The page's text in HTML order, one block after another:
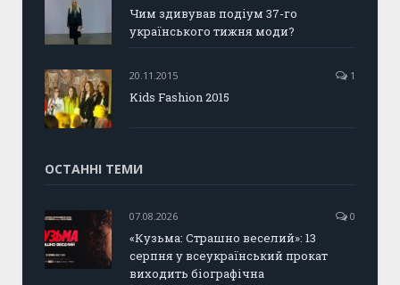
Чим здивував подіум 37-го
українського тижня моди?
20.11.2015 1
Kids Fashion 2015
ОСТАННІ ТЕМИ
07.08.2026 0
«Кузьма: Страшно веселий»: 13
серпня у всеукраїнський прокат
виходить біографічна